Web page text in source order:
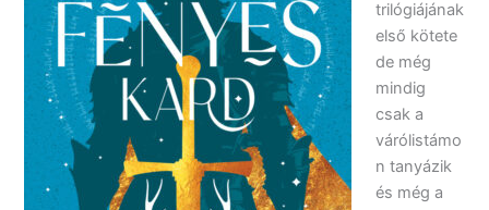
trilógiájának
első kötete
de még
mindig
csak a
várólistámo
n tanyázik
és még a